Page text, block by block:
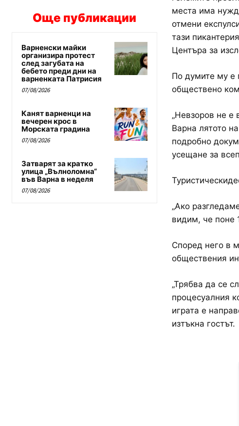
Още публикации
Варненски майки
организира протест
след загубата на
бебето преди дни на
варненката Патрисия
07/08/2026
Канят варненци на
вечерен крос в
Морската градина
07/08/2026
Затварят за кратко
улица „Вълноломна“
във Варна в неделя
07/08/2026
места има
отмени
тази
Центъра за
По думите му е
обществено
„Невзоров не е
Варна лятото
подробно
усещане за
„Ако
видим, че поне
Според него в
обществения
„Трябва да се
процесуалния
играта е
изтъкна гостът.